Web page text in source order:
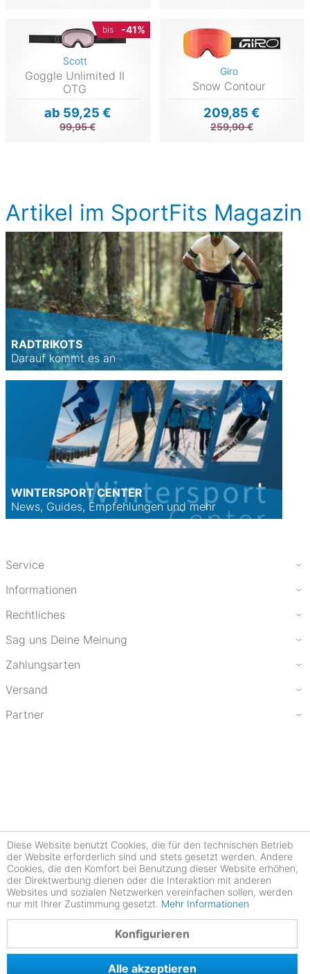
bis -41%
Scott
Goggle Unlimited II
OTG
ab 59,25 €
99,95 €
Giro
Snow Contour
209,85 €
259,90 €
Artikel im SportFits Magazin
RADTRIKOTS
Darauf kommt es an
WINTERSPORT CENTER
News, Guides, Empfehlungen und mehr
Service
Informationen
Rechtliches
Sag uns Deine Meinung
Zahlungsarten
Versand
Partner
Diese Website benutzt Cookies, die für den technischen Betrieb
der Website erforderlich sind und stets gesetzt werden. Andere
Cookies, die den Komfort bei Benutzung dieser Website erhöhen,
der Direktwerbung dienen oder die Interaktion mit anderen
Websites und sozialen Netzwerken vereinfachen sollen, werden
nur mit Ihrer Zustimmung gesetzt. Mehr Informationen
Konfigurieren
Alle akzeptieren